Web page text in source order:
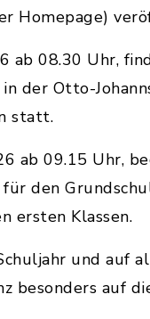
Homepage)
ab 08.30 Uhr,
der Otto-
statt.
ab 09.15 Uhr,
den
ersten Klassen.
und auf
besonders auf